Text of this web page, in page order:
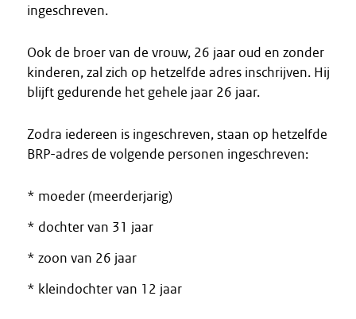
ingeschreven.
Ook de broer van de vrouw, 26 jaar oud en zonder
kinderen, zal zich op hetzelfde adres inschrijven. Hij
blijft gedurende het gehele jaar 26 jaar.
Zodra iedereen is ingeschreven, staan op hetzelfde
BRP-adres de volgende personen ingeschreven:
* moeder (meerderjarig)
* dochter van 31 jaar
* zoon van 26 jaar
* kleindochter van 12 jaar